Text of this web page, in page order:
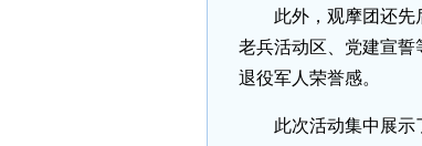
此外，观摩团还先
老兵活动区、党建宣
退役军人荣誉感。
此次活动集中展